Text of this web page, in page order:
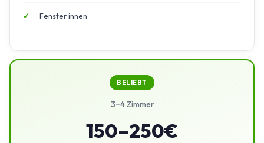
Fenster innen
BELIEBT
3–4 Zimmer
150–250€